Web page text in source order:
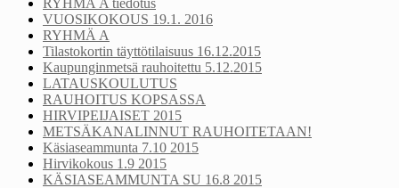
VUOSIKOKOUS 19.1. 2016
RYHMÄ A
Tilastokortin täyttötilaisuus 16.12.2015
Kaupunginmetsä rauhoitettu 5.12.2015
LATAUSKOULUTUS
RAUHOITUS KOPSASSA
HIRVIPEIJAISET 2015
METSÄKANALINNUT RAUHOITETAAN!
Käsiaseammunta 7.10 2015
Hirvikokous 1.9 2015
KÄSIASEAMMUNTA SU 16.8 2015